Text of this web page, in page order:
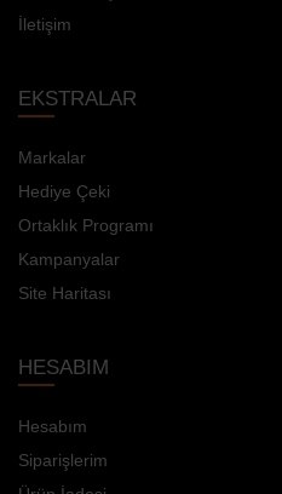
İletişim
EKSTRALAR
Markalar
Hediye Çeki
Ortaklık Programı
Kampanyalar
Site Haritası
HESABIM
Hesabım
Siparişlerim